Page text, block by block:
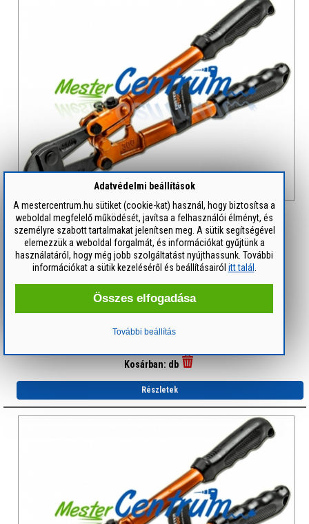
Adatvédelmi beállítások
A mestercentrum.hu sütiket (cookie-kat) használ, hogy biztosítsa a
weboldal megfelelő működését, javítsa a felhasználói élményt, és
személyre szabott tartalmakat jelenítsen meg. A sütik segítségével
elemezzük a weboldal forgalmát, és információkat gyűjtünk a
használatáról, hogy még jobb szolgáltatást nyújthassunk. További
információkat a sütik kezeléséről és beállításairól itt talál
Összes elfogadása
További beállítás
FASTER TOOLS PROFI CSAPSZEGVÁGÓ 600 MM
7 470 Ft / db
Méret : 600 mm
Kivitel : edzett, ergonómikus gumis markolattal
Súly: 2.2 kg
db
Kosárban: db
Részletek